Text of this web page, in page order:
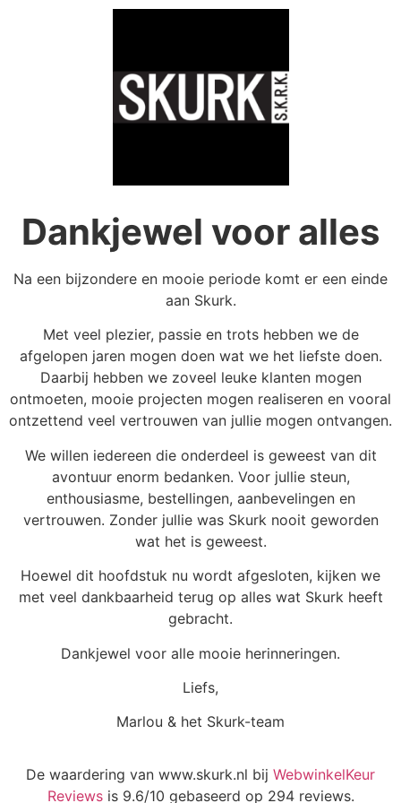
Dankjewel voor alles
Na een bijzondere en mooie periode komt er een einde
aan Skurk.
Met veel plezier, passie en trots hebben we de
afgelopen jaren mogen doen wat we het liefste doen.
Daarbij hebben we zoveel leuke klanten mogen
ontmoeten, mooie projecten mogen realiseren en vooral
ontzettend veel vertrouwen van jullie mogen ontvangen.
We willen iedereen die onderdeel is geweest van dit
avontuur enorm bedanken. Voor jullie steun,
enthousiasme, bestellingen, aanbevelingen en
vertrouwen. Zonder jullie was Skurk nooit geworden
wat het is geweest.
Hoewel dit hoofdstuk nu wordt afgesloten, kijken we
met veel dankbaarheid terug op alles wat Skurk heeft
gebracht.
Dankjewel voor alle mooie herinneringen.
Liefs,
Marlou & het Skurk-team
De waardering van www.skurk.nl bij WebwinkelKeur
Reviewsis 9.6/10 gebaseerd op 294 reviews.